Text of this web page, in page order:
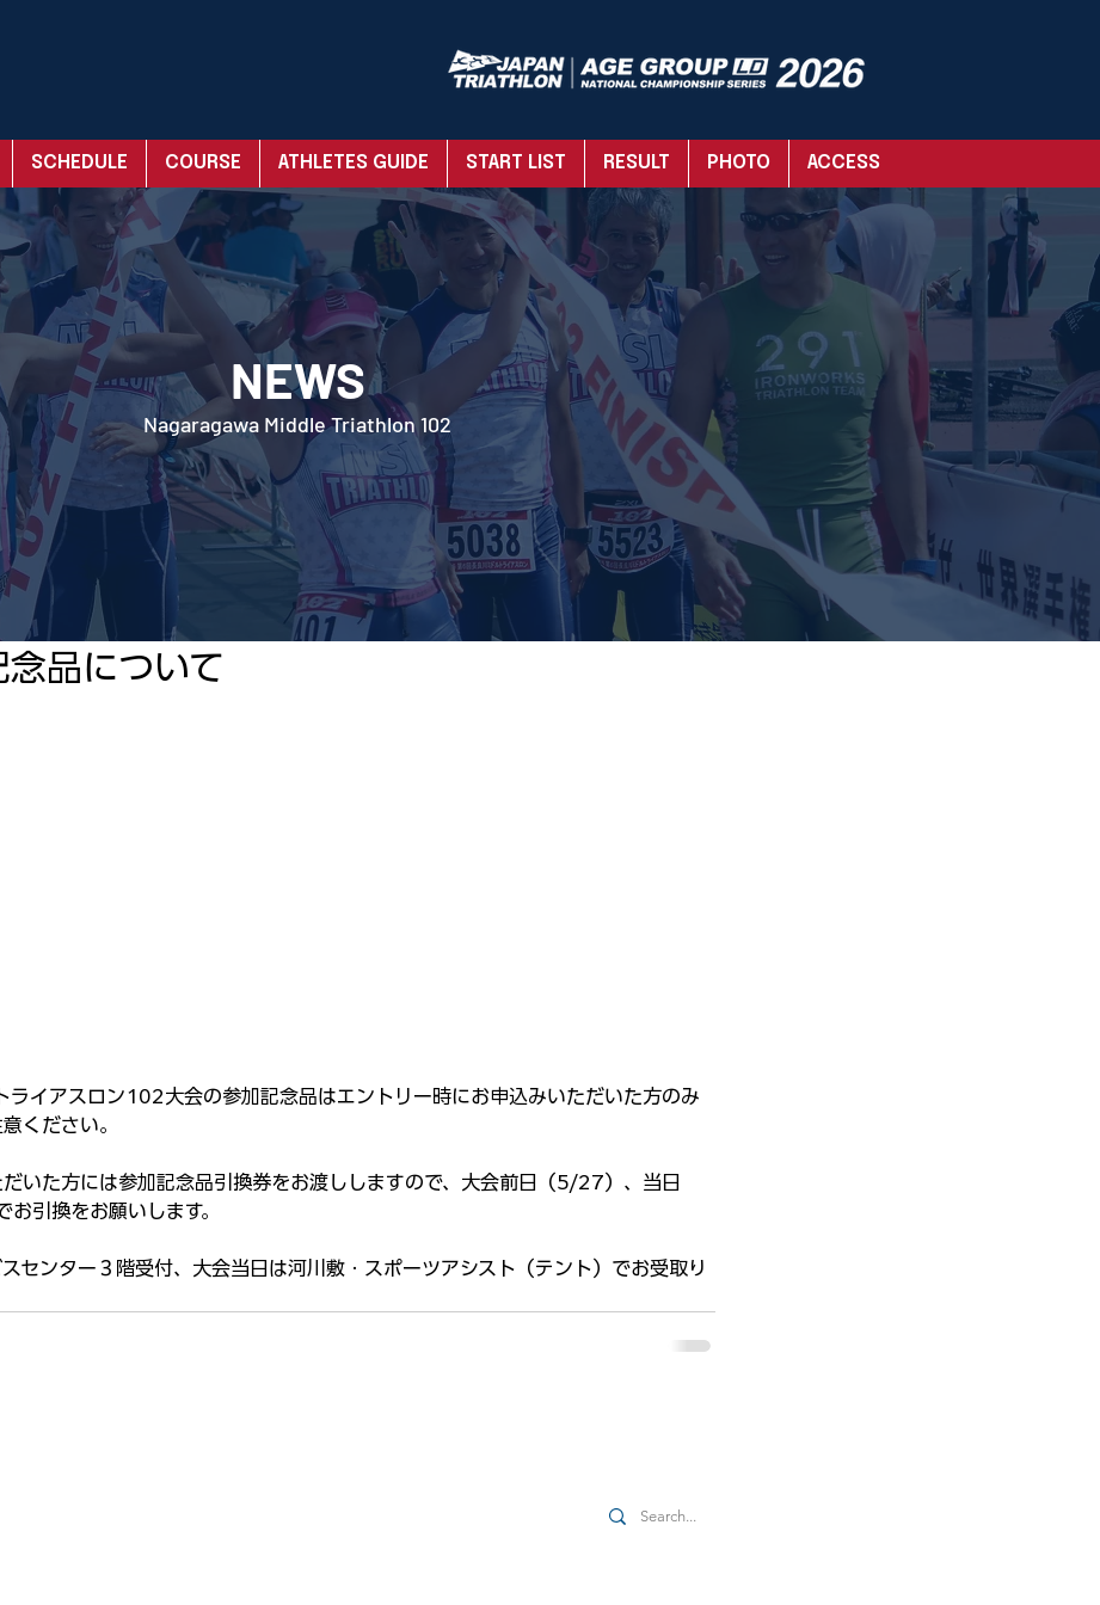
SCHEDULE COURSE ATHLETES GUIDE START LIST RESULT PHOTO ACCESS
NEWS
Nagaragawa Middle Triathlon 102
品について
ライアスロン102大会の参加記念品はエントリー時にお申込みいただいた方のみ
ください。
いた方には参加記念品引換券をお渡ししますので、大会前日（5/27）、当日
引換をお願いします。
センター３階受付、大会当日は河川敷・スポーツアシスト（テント）でお受取り